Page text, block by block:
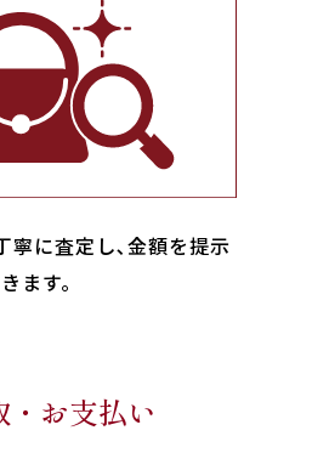
寧に査定し､金額を提示
ます。
・お支払い